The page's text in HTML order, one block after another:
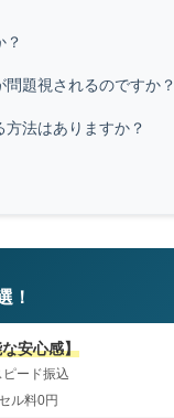
？
題視されるのですか？
法はありますか？
！
安心感】
ード振込
ル料0円